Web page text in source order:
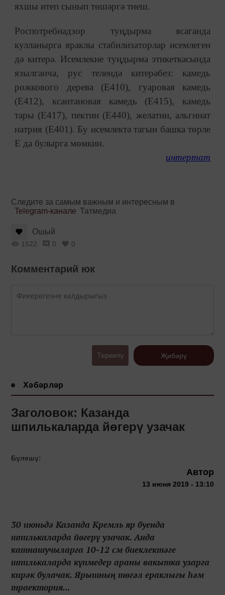
яхшы итеп сынып төшәргә тиеш.
Роспотребнадзор туңдырма ясаганда
кулланырга яраклы стабилизаторлар исемлеген
дә китерә. Исемлекне туңдырма этикеткасында
язылганча, рус телендә китерәбез: камедь
рожкового дерева (Е410), гуаровая камедь
(Е412), ксантановая камедь (Е415), камедь
тары (Е417), пектин (Е440), желатин, альгинат
натрия (Е401). Бу исемлектә тагын башка төрле
Е да булырга мөмкин.
интертат
Следите за самым важным и интересным в
Telegram-канале Татмедиа
Ошый
1522 0 0
Комментарий юк
Теркәлү Җибәрү
Хәбәрләр
Заголовок: Казанда
шпилькаларда йөгерү узачак
Бүлешү:
Автор
13 июня 2019 - 13:10
30 июньдә Казанда Кремль яр буенда
шпилькаларда йөгерү узачак. Анда
катнашучыларга 10-12 см биеклектәге
шпилькаларда күпмедер араны вакытка узарга
кирәк булачак. Ярышның төгәл ераклыгы һәм
траектория...